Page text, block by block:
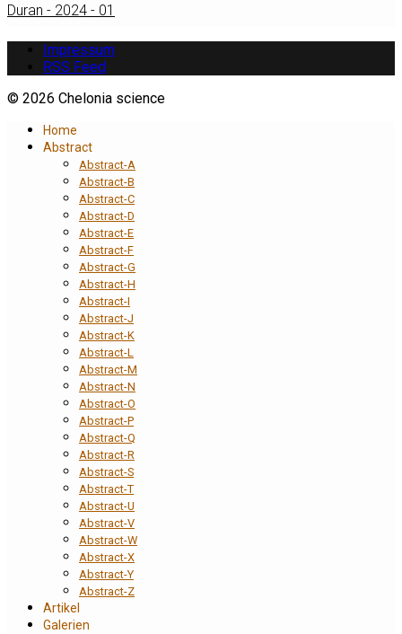
Duran - 2024 - 01
Impressum
RSS Feed
© 2026 Chelonia science
Home
Abstract
Abstract-A
Abstract-B
Abstract-C
Abstract-D
Abstract-E
Abstract-F
Abstract-G
Abstract-H
Abstract-I
Abstract-J
Abstract-K
Abstract-L
Abstract-M
Abstract-N
Abstract-O
Abstract-P
Abstract-Q
Abstract-R
Abstract-S
Abstract-T
Abstract-U
Abstract-V
Abstract-W
Abstract-X
Abstract-Y
Abstract-Z
Artikel
Galerien